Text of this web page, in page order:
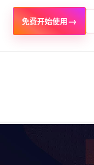
免费开始使用→